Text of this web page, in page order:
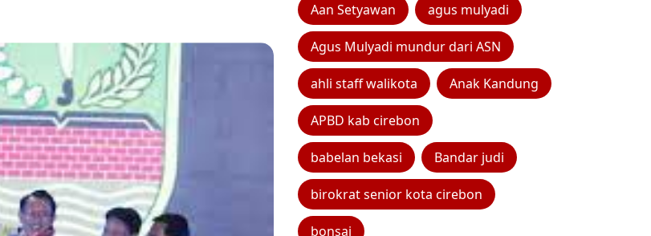
Aan Setyawan agus mulyadi
Agus Mulyadi mundur dari ASN
ahli staff walikota Anak Kandung
APBD kab cirebon
babelan bekasi Bandar judi
birokrat senior kota cirebon
bonsai